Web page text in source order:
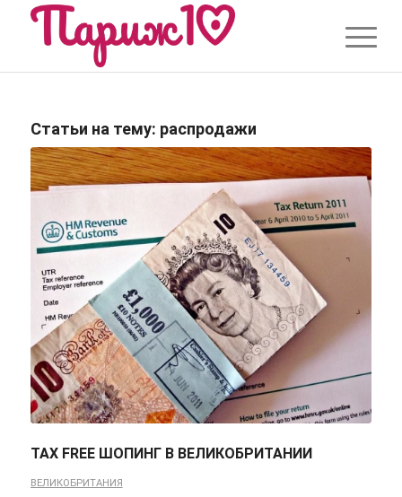
Статьи на тему: распродажи
TAX FREE ШОПИНГ В ВЕЛИКОБРИТАНИИ
ВЕЛИКОБРИТАНИЯ